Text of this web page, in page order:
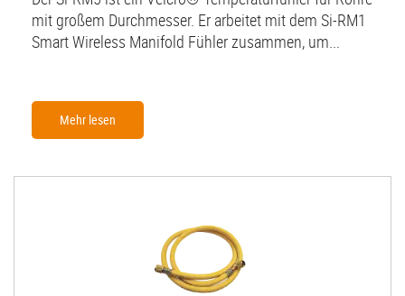
mit großem Durchmesser. Er arbeitet mit dem Si-RM1
Smart Wireless Manifold Fühler zusammen, um...
Mehr lesen